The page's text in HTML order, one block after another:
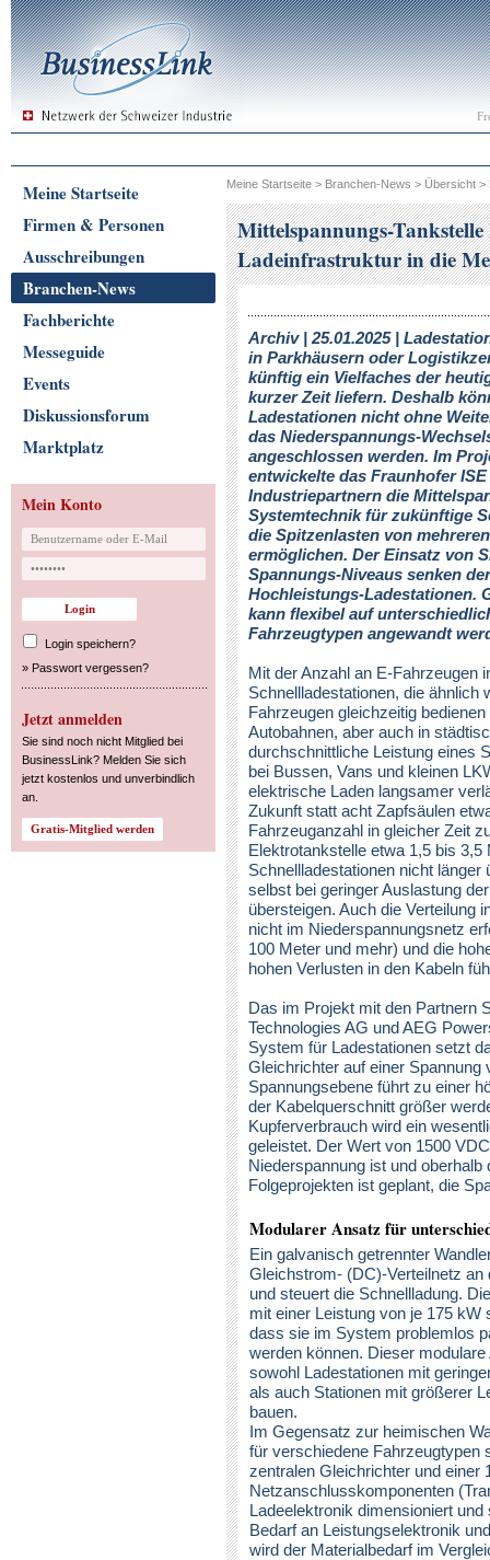
Meine Startseite
Firmen & Personen
Ausschreibungen
Branchen-News
Fachberichte
Messeguide
Events
Diskussionsforum
Marktplatz
Mein Konto
Login speichern?
» Passwort vergessen?
Jetzt anmelden
Sie sind noch nicht Mitglied bei
BusinessLink? Melden Sie sich
jetzt kostenlos und unverbindlich
an.
Meine Startseite > Branchen-News > Übersicht >
Mittelspannungs-Tankstelle
Ladeinfrastruktur in die
Archiv | 25.01.2025 |
in Parkhäusern oder
künftig ein Vielfaches der
kurzer Zeit liefern. Deshalb
Ladestationen nicht ohne
das Niederspannungs-
angeschlossen werden. Im
entwickelte das Fraunhofer
Industriepartnern die
Systemtechnik für zukünftige
die Spitzenlasten von
ermöglichen. Der Einsatz von
Spannungs-Niveaus senken
Hochleistungs-Ladestationen.
kann flexibel auf
Fahrzeugtypen angewandt
Mit der Anzahl an E-Fahrzeugen
Schnellladestationen, die ähnlich
Fahrzeugen gleichzeitig
Autobahnen, aber auch in
durchschnittliche Leistung eines
bei Bussen, Vans und kleinen
elektrische Laden langsamer
Zukunft statt acht Zapfsäulen
Fahrzeuganzahl in gleicher Zeit
Elektrotankstelle etwa 1,5 bis
Schnellladestationen nicht
selbst bei geringer Auslastung
übersteigen. Auch die Verteilung
nicht im Niederspannungsnetz
100 Meter und mehr) und die
hohen Verlusten in den Kabeln
Das im Projekt mit den Partnern
Technologies AG und AEG
System für Ladestationen setzt
Gleichrichter auf einer Spannung
Spannungsebene führt zu einer
der Kabelquerschnitt größer
Kupferverbrauch wird ein
geleistet. Der Wert von 1500
Niederspannung ist und
Folgeprojekten ist geplant, die
Modularer Ansatz für
Ein galvanisch getrennter
Gleichstrom- (DC)-Verteilnetz an
und steuert die Schnellladung.
mit einer Leistung von je 175 kW
dass sie im System problemlos
werden können. Dieser
sowohl Ladestationen mit
als auch Stationen mit größerer
bauen.
Im Gegensatz zur heimischen
für verschiedene Fahrzeugtypen
zentralen Gleichrichter und einer
Netzanschlusskomponenten
Ladeelektronik dimensioniert
Bedarf an Leistungselektronik
wird der Materialbedarf im